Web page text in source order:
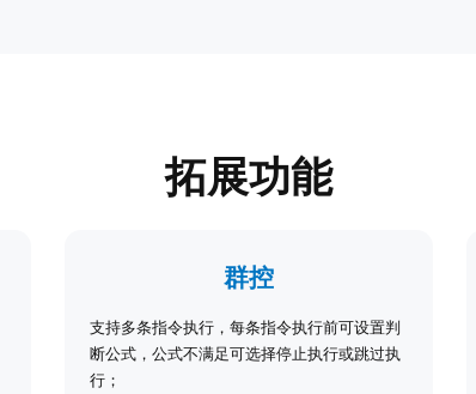
拓展功能
群控
支持多条指令执行，每条指令执行前可设置判
断公式，公式不满足可选择停止执行或跳过执
行；